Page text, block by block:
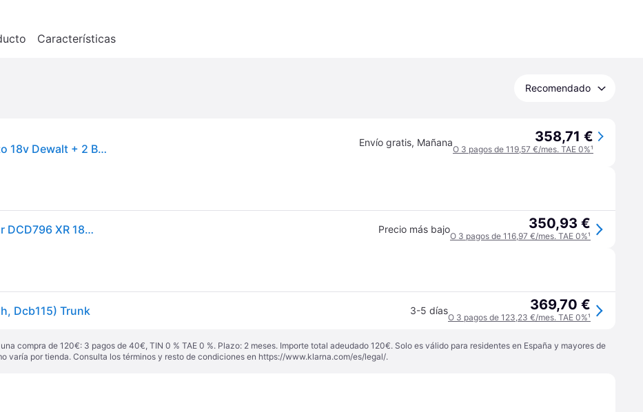
Características
Recomendado
Paquete De Taladro + Atornillador De Impacto 18v Dewalt + 2 Baterias De 5ah + Cargador + Maletin Tstak - Dck266p2t Envío gratis, Mañana 358,71 €
O 3 pagos de 119,57 €/mes. TAE 0%¹
DEWALT DCK266P2T-QW - Kit Taladro Percutor DCD796 XR 18V, Atornillador de Impacto DCF887, 2 Baterías 5Ah + Cargador DCB115, Maletín Tstak Precio más bajo 350,93 €
O 3 pagos de 116,97 €/mes. TAE 0%¹
Dcb115) Trunk 3-5 días 369,70 €
O 3 pagos de 123,23 €/mes. TAE 0%¹
compra de 120€: 3 pagos de 40€, TIN 0 % TAE 0 %. Plazo: 2 meses. Importe total adeudado 120€. Solo es válido para residentes en España y mayores de
varía por tienda. Consulta los términos y resto de condiciones en https://www.klarna.com/es/legal/.